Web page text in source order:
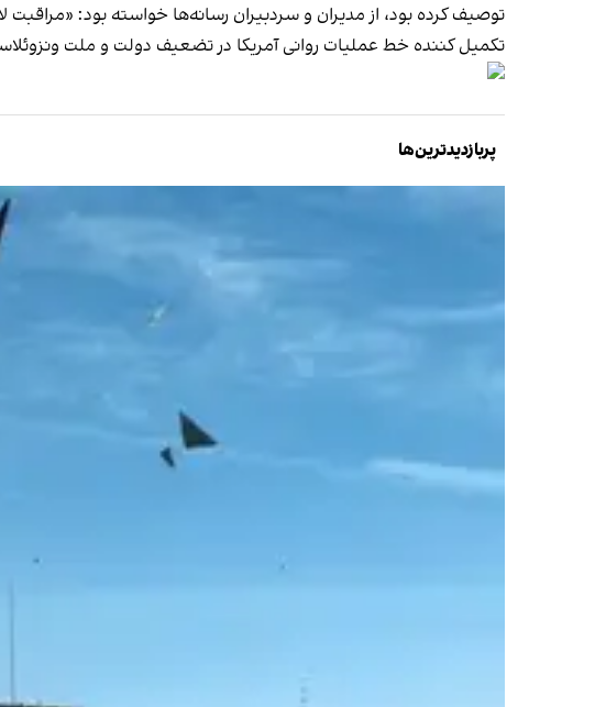
توصیف کرده بود، از مدیران و سردبیران رسانه‌ها خواسته بود:
تکمیل کننده خط عملیات روانی آمریکا در تضعیف دولت و ملت
پربازدیدترین‌ها